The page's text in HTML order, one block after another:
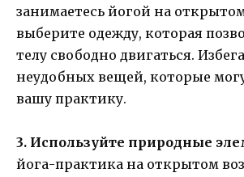
занимаетесь йогой на
выберите одежду, которая
телу свободно двигаться.
неудобных вещей, которые
вашу практику.
3. Используйте природные
йога-практика на открытом